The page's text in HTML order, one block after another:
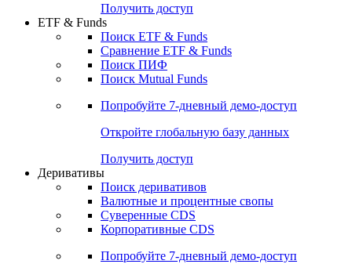
Получить доступ
ETF & Funds
Поиск ETF & Funds
Сравнение ETF & Funds
Поиск ПИФ
Поиск Mutual Funds
Попробуйте 7-дневный демо-доступ
Откройте глобальную базу данных
Получить доступ
Деривативы
Поиск деривативов
Валютные и процентные свопы
Суверенные CDS
Корпоративные CDS
Попробуйте 7-дневный демо-доступ